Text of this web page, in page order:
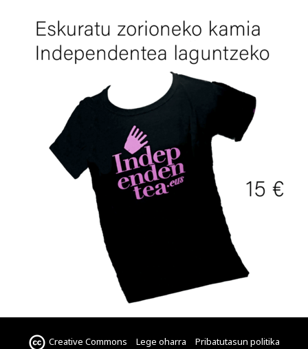
Creative Commons Lege oharra Pribatutasun politika